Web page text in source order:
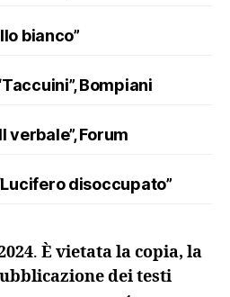
bianco”
Bompiani
verbale”, Forum
disoccupato”
Mondadori
. È vietata la copia, la
dei testi